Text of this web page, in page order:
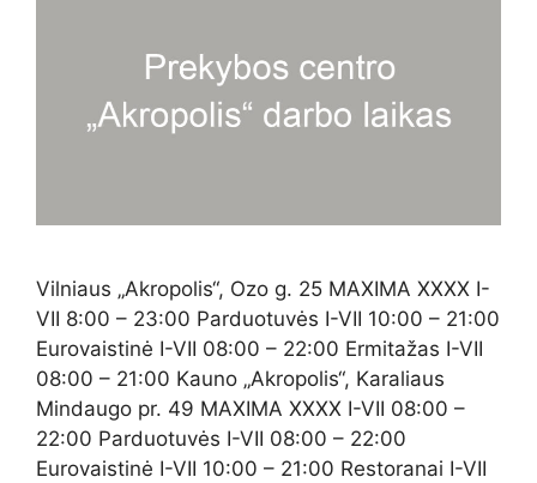
Vilniaus „Akropolis“, Ozo g. 25 MAXIMA XXXX I-
VII 8:00 – 23:00 Parduotuvės I-VII 10:00 – 21:00
Eurovaistinė I-VII 08:00 – 22:00 Ermitažas I-VII
08:00 – 21:00 Kauno „Akropolis“, Karaliaus
Mindaugo pr. 49 MAXIMA XXXX I-VII 08:00 –
22:00 Parduotuvės I-VII 08:00 – 22:00
Eurovaistinė I-VII 10:00 – 21:00 Restoranai I-VII